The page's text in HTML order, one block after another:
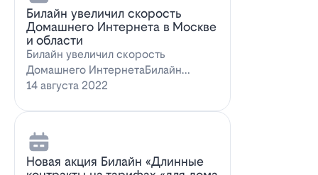
Билайн увеличил скорость
Домашнего Интернета в Москве
и области
Билайн увеличил скорость
Домашнего ИнтернетаБилайн
увеличил скорость Домашнего
14 августа 2022
Новая акция Билайн «Длинные